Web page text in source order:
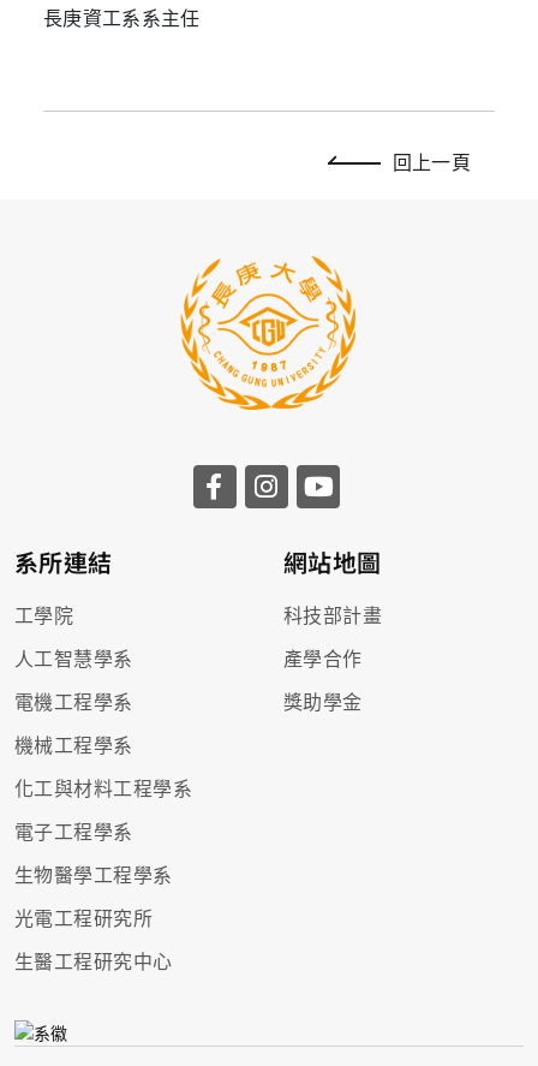
長庚資工系系主任
回上一頁
系所連結
工學院
人工智慧學系
電機工程學系
機械工程學系
化工與材料工程學系
電子工程學系
生物醫學工程學系
光電工程研究所
生醫工程研究中心
網站地圖
科技部計畫
產學合作
獎助學金